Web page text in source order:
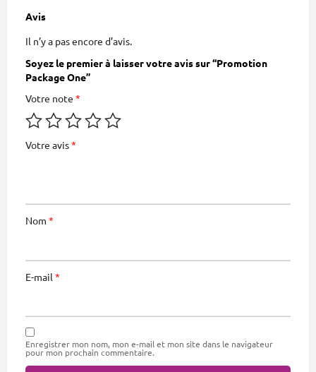
Avis
Il n’y a pas encore d’avis.
Soyez le premier à laisser votre avis sur “Promotion
Package One”
Votre note *
Votre avis*
Nom *
E-mail *
Enregistrer mon nom, mon e-mail et mon site dans le navigateur
pour mon prochain commentaire.